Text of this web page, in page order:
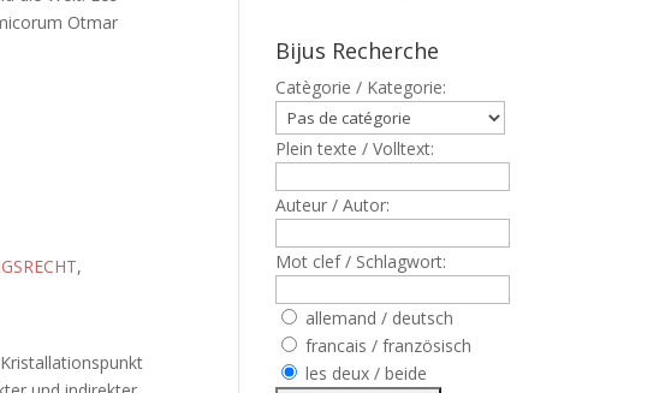
Otmar
,
Bijus Recherche
Catègorie / Kategorie:
Plein texte / Volltext:
Auteur / Autor:
Mot clef / Schlagwort:
allemand / deutsch
francais / französisch
les deux / beide